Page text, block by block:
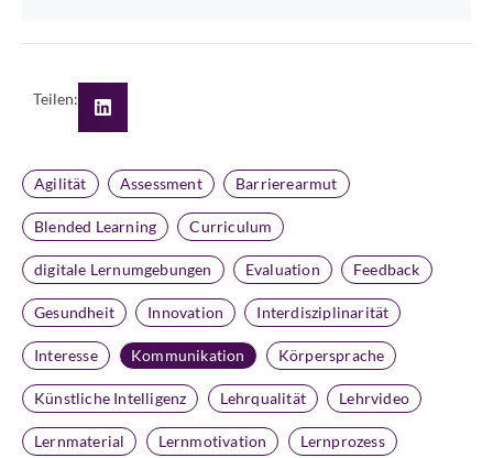
Teilen:
Agilität Assessment Barrierearmut
Blended Learning Curriculum
digitale Lernumgebungen Evaluation Feedback
Gesundheit Innovation Interdisziplinarität
Interesse Kommunikation Körpersprache
Künstliche Intelligenz Lehrqualität Lehrvideo
Lernmaterial Lernmotivation Lernprozess